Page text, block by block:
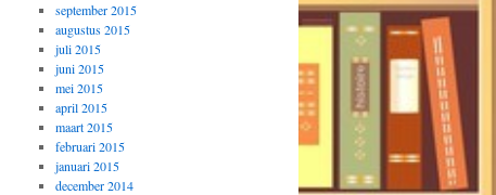
september 2015
augustus 2015
juli 2015
juni 2015
mei 2015
april 2015
maart 2015
februari 2015
januari 2015
december 2014